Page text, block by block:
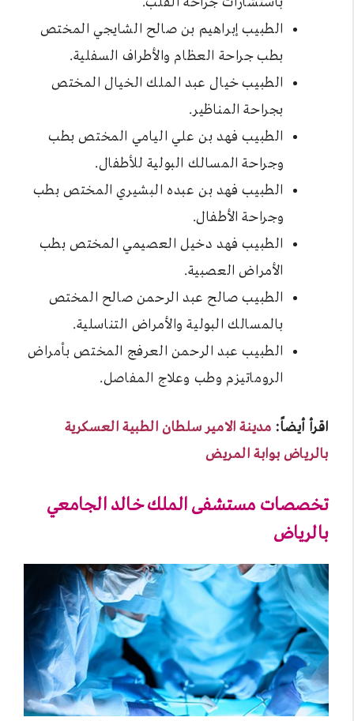
الطبيب إبراهيم بن صالح الشايجي المختص
بطب جراحة العظام والأطراف السفلية.
الطبيب خيال عبد الملك الخيال المختص
بجراحة المناظير.
الطبيب فهد بن علي اليامي المختص بطب
وجراحة المسالك البولية للأطفال.
الطبيب فهد بن عبده البشيري المختص بطب
وجراحة الأطفال.
الطبيب فهد دخيل العصيمي المختص بطب
الأمراض العصبية.
الطبيب صالح عبد الرحمن صالح المختص
بالمسالك البولية والأمراض التناسلية.
الطبيب عبد الرحمن العرفج المختص بأمراض
الروماتيزم وطب وعلاج المفاصل.
اقرأ أيضاً: مدينة الامير سلطان الطبية العسكرية
بالرياض بوابة المريض
تخصصات مستشفى الملك خالد الجامعي
بالرياض